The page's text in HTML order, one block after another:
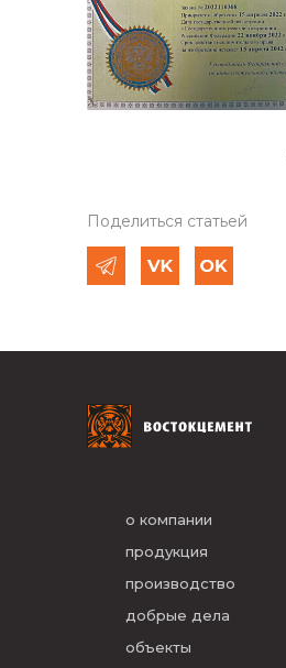
Поделиться статьей
о компании
продукция
производство
добрые дела
объекты